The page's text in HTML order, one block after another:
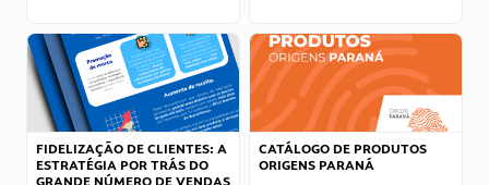
FIDELIZAÇÃO DE CLIENTES: A
ESTRATÉGIA POR TRÁS DO
CATÁLOGO DE PRODUTOS
ORIGENS PARANÁ